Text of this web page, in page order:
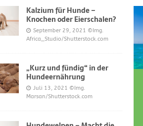
Kalzium für Hunde –
Knochen oder Eierschalen?
September 29, 2021 ©Img.
Africa_Studio/Shutterstock.com
„Kurz und fündig“ in der
Hundeernährung
Juli 13, 2021 ©Img.
Marsan/Shutterstock.com